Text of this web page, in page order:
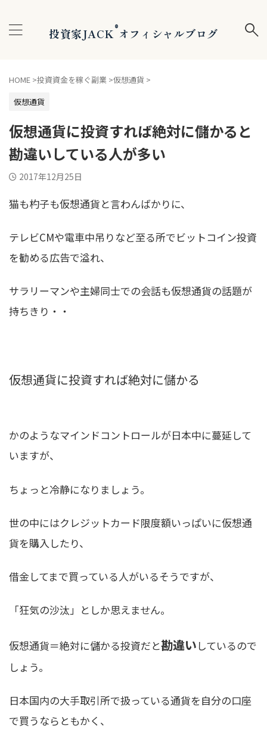
投資家JACK®オフィシャルブログ
HOME >投資資金を稼ぐ副業 >仮想通貨 >
仮想通貨
仮想通貨に投資すれば絶対に儲かると
勘違いしている人が多い
2017年12月25日
猫も杓子も仮想通貨と言わんばかりに、
テレビCMや電車中吊りなど至る所でビットコイン投資
を勧める広告で溢れ、
サラリーマンや主婦同士での会話も仮想通貨の話題が
持ちきり・・
仮想通貨に投資すれば絶対に儲かる
かのようなマインドコントロールが日本中に蔓延して
いますが、
ちょっと冷静になりましょう。
世の中にはクレジットカード限度額いっぱいに仮想通
貨を購入したり、
借金してまで買っている人がいるそうですが、
「狂気の沙汰」としか思えません。
仮想通貨＝絶対に儲かる投資だと勘違い しているので
しょう。
日本国内の大手取引所で扱っている通貨を自分の口座
で買うならともかく、